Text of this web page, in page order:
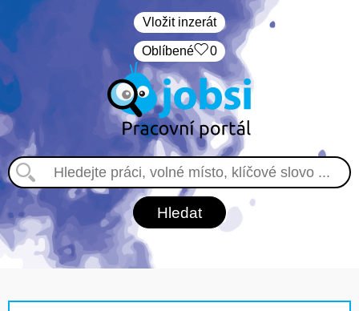
Vložit inzerát
Oblíbené 0